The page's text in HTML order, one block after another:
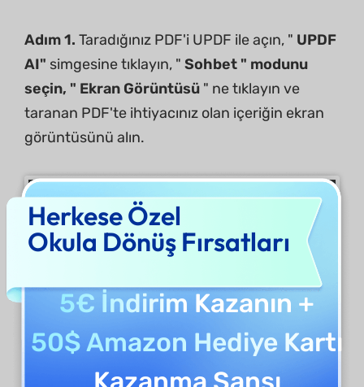
Adım 1. Taradığınız PDF'i UPDF ile açın, " UPDF
AI" simgesine tıklayın, " Sohbet " modunu
seçin, " Ekran Görüntüsü " ne tıklayın ve
taranan PDF'te ihtiyacınız olan içeriğin ekran
görüntüsünü alın.
Herkese Özel
Okula Dönüş Fırsatları
5€ İndirim Kazanın +
50$ Amazon Hediye Kartı